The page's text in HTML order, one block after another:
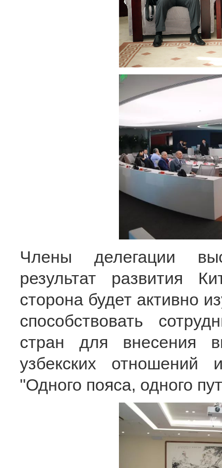
Члены делегации
результат развития
сторона будет активно
способствовать
стран для внесения
узбекских отношений
"Одного пояса, одного